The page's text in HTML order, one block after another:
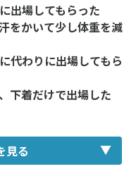
出場してもらった
をかいて少し体重を減
代わりに出場してもら
下着だけで出場した
見る